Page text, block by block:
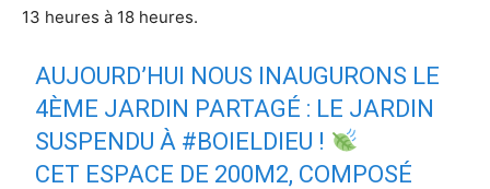
13 heures à 18 heures.
AUJOURD’HUI NOUS INAUGURONS LE
4ÈME JARDIN PARTAGÉ : LE JARDIN
SUSPENDU À #BOIELDIEU !
CET ESPACE DE 200M2, COMPOSÉ